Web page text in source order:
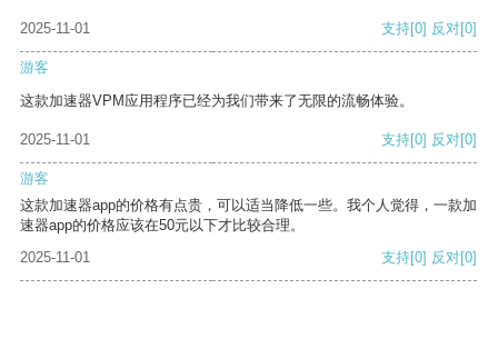
2025-11-01 支持[0] 反对[0]
游客
这款加速器VPM应用程序已经为我们带来了无限的流畅体验。
2025-11-01 支持[0] 反对[0]
游客
这款加速器app的价格有点贵，可以适当降低一些。我个人觉得，一款加
速器app的价格应该在50元以下才比较合理。
2025-11-01
支持[0] 反对[0]